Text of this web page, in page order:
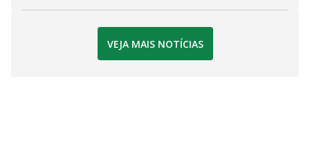
VEJA MAIS NOTÍCIAS